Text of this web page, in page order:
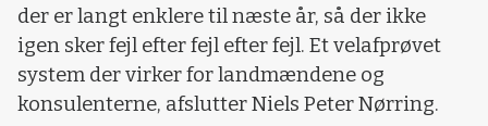
der er langt enklere til næste år, så der ikke
igen sker fejl efter fejl efter fejl. Et velafprøvet
system der virker for landmændene og
konsulenterne, afslutter Niels Peter Nørring.